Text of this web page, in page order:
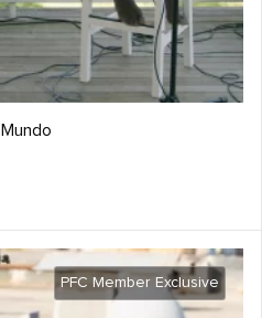
PFC Member Exclusive